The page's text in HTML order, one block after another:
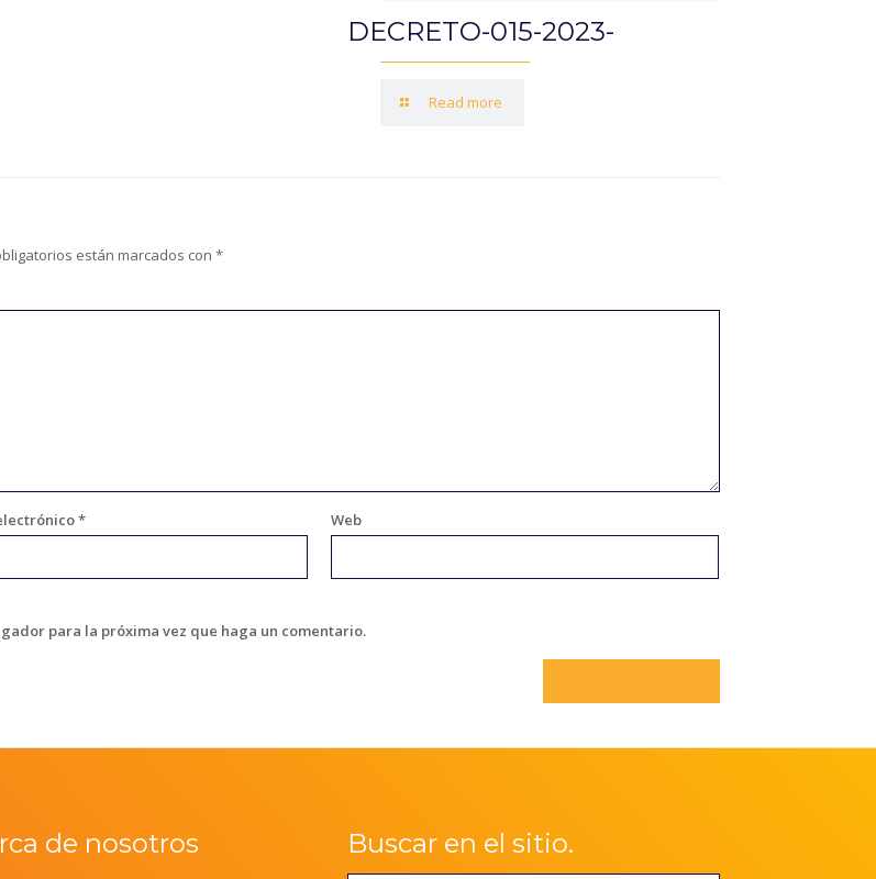
DECRETO-015-2023-
Read more
están marcados con *
* Web
para la próxima vez que haga un comentario.
de nosotros Buscar en el sitio.